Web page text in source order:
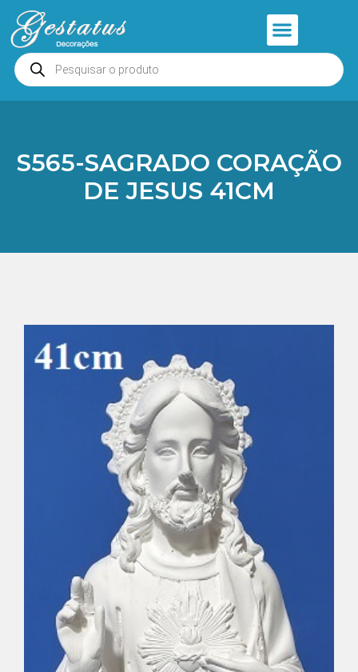
S565-SAGRADO CORAÇÃO
DE JESUS 41CM